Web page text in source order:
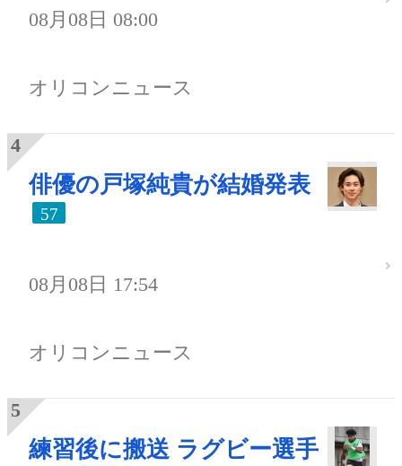
08月08日 08:00
オリコンニュース
俳優の戸塚純貴が結婚発表
57
08月08日 17:54
オリコンニュース
練習後に搬送 ラグビー選手